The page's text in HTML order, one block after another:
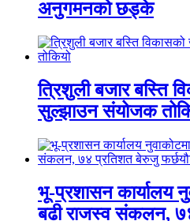
अनुगमनको छड्के
त्रिशुली बजार बस्ति
सुल्झाउन संयोजक
भू-प्रशासन कार्यालय
बढी राजस्व संकलन,